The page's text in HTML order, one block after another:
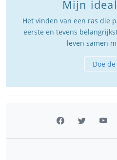
Mijn
Het vinden van een ras die
eerste en tevens
leven samen
Doe